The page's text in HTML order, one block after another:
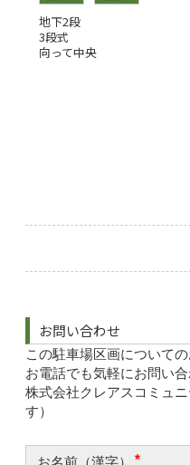
地下2段
3段式
向って中央
お問い合わせ